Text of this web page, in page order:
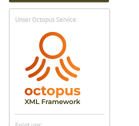
Unser Octopus Service: